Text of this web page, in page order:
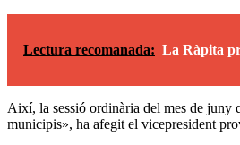
Lectura recomanada: La Ràpita
Així, la sessió ordinària del mes de juny
municipis», ha afegit el vicepresident